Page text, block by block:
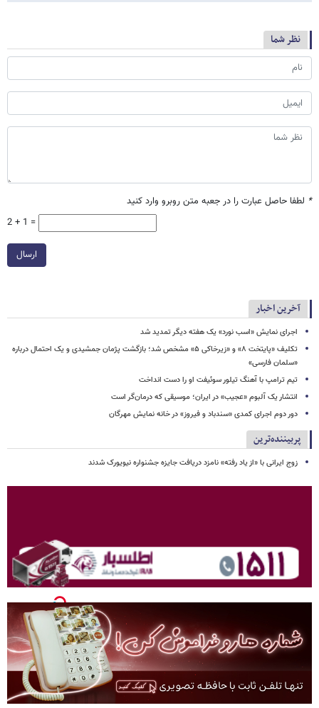
نظر شما
* لطفا حاصل عبارت را در جعبه متن روبرو وارد کنید
2 + 1 =
ارسال
آخرین اخبار
اجرای نمایش «اسب نورد» یک هفته دیگر تمدید شد
تکلیف «پایتخت ۸» و «زیرخاکی ۵» مشخص شد؛ بازگشت پژمان جمشیدی و یک احتمال درباره
«سلمان فارسی»
تیم ترامپ با آهنگ تیلور سوئیفت او را دست انداخت
انتشار یک آلبوم «عجیب» در ایران؛ موسیقی که درمان‌گر است
دور دوم اجرای کمدی «سندباد و فیروز» در خانه نمایش مهرگان
پربیننده‌ترین
زوج ایرانی با «از یاد رفته» نامزد دریافت جایزه جشنواره نیویورک شدند